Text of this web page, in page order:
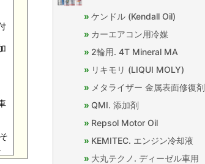
ケンドル (Kendall Oil)
カーエアコン用冷媒
2輪用. 4T Mineral MA
リキモリ (LIQUI MOLY)
メタライザー 金属表面修復剤
QMI. 添加剤
Repsol Motor Oil
KEMITEC. エンジン冷却液
大丸テクノ. ディーゼル車用